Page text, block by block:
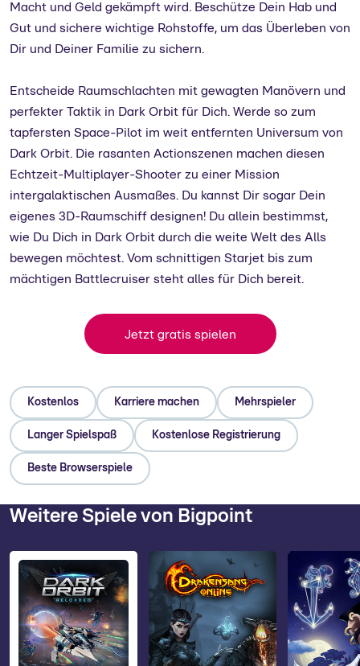
Macht und Geld gekämpft wird. Beschütze Dein Hab und
Gut und sichere wichtige Rohstoffe, um das Überleben von
Dir und Deiner Familie zu sichern.
Entscheide Raumschlachten mit gewagten Manövern und
perfekter Taktik in Dark Orbit für Dich. Werde so zum
tapfersten Space-Pilot im weit entfernten Universum von
Dark Orbit. Die rasanten Actionszenen machen diesen
Echtzeit-Multiplayer-Shooter zu einer Mission
intergalaktischen Ausmaßes. Du kannst Dir sogar Dein
eigenes 3D-Raumschiff designen! Du allein bestimmst,
wie Du Dich in Dark Orbit durch die weite Welt des Alls
bewegen möchtest. Vom schnittigen Starjet bis zum
mächtigen Battlecruiser steht alles für Dich bereit.
Jetzt gratis spielen
Kostenlos Karriere machen Mehrspieler
Langer Spielspaß Kostenlose Registrierung
Beste Browserspiele
Weitere Spiele von Bigpoint